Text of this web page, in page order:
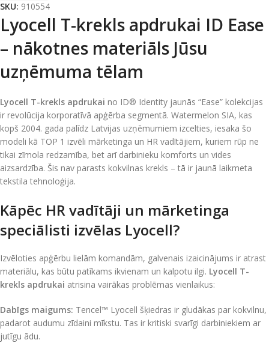
SKU: 910554
Lyocell T-krekls apdrukai ID Ease
– nākotnes materiāls Jūsu
uzņēmuma tēlam
Lyocell T-krekls apdrukai no ID® Identity jaunās “Ease” kolekcijas
ir revolūcija korporatīvā apģērba segmentā. Watermelon SIA, kas
kopš 2004. gada palīdz Latvijas uzņēmumiem izcelties, iesaka šo
modeli kā TOP 1 izvēli mārketinga un HR vadītājiem, kuriem rūp ne
tikai zīmola redzamība, bet arī darbinieku komforts un vides
aizsardzība. Šis nav parasts kokvilnas krekls – tā ir jaunā laikmeta
tekstila tehnoloģija.
Kāpēc HR vadītāji un mārketinga
speciālisti izvēlas Lyocell?
Izvēloties apģērbu lielām komandām, galvenais izaicinājums ir atrast
materiālu, kas būtu patīkams ikvienam un kalpotu ilgi. Lyocell T-
krekls apdrukai atrisina vairākas problēmas vienlaikus:
Dabīgs maigums: Tencel™ Lyocell šķiedras ir gludākas par kokvilnu,
padarot audumu zīdaini mīkstu. Tas ir kritiski svarīgi darbiniekiem ar
jutīgu ādu.